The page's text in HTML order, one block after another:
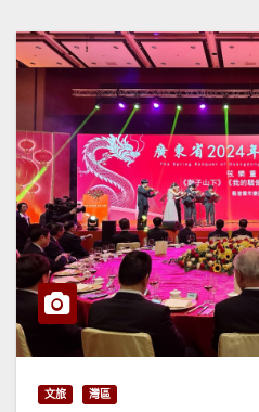
文旅 灣區